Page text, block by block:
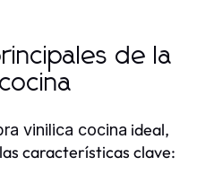
de la
vinilica cocina ideal,
características clave: